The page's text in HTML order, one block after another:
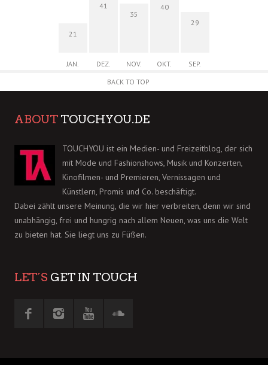
21
JAN.
41
DEZ.
35
NOV.
40
OKT.
29
SEP.
BACK TO TOP
ABOUT TOUCHYOU.DE
TOUCHYOU ist ein Medien- und Freizeitblog, der sich
mit Mode und Fashionshows, Musik und Konzerten,
Kinofilmen- und Premieren, Vernissagen und
Künstlern, Promis und Co. beschäftigt.
Dabei zählt unsere Meinung, die wir hier verbreiten, denn wir sind
unabhängig, frei und hungrig nach allem Neuen, was uns die Welt
zu bieten hat. Sie liegt uns zu Füßen.
LET´S GET IN TOUCH